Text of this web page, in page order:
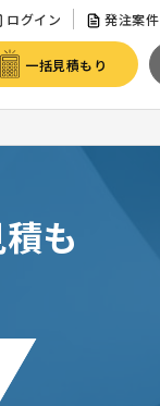
ログイン 発注案件
一括見積もり
も